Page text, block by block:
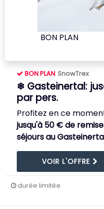
BON PLAN
BON PLAN SnowTrex
❄ Gasteinertal:
par pers.
Profitez en ce
jusqu'à 50 € de
séjours au
VOIR L'OFFRE
durée limitée